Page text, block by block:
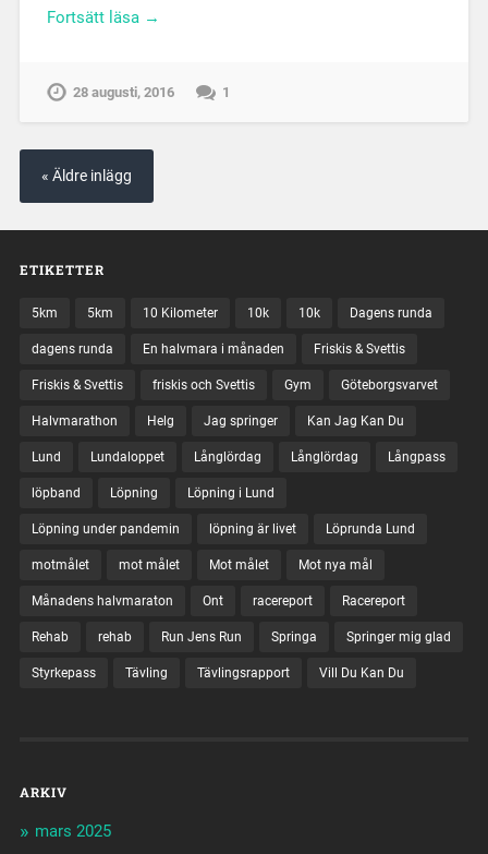
Fortsätt läsa →
28 augusti, 2016 1
« Äldre inlägg
ETIKETTER
5km 5km 10 Kilometer 10k 10k Dagens runda
dagens runda En halvmara i månaden Friskis & Svettis
Friskis & Svettis friskis och Svettis Gym Göteborgsvarvet
Halvmarathon Helg Jag springer Kan Jag Kan Du
Lund Lundaloppet Långlördag Långlördag Långpass
löpband Löpning Löpning i Lund
Löpning under pandemin löpning är livet Löprunda Lund
motmålet mot målet Mot målet Mot nya mål
Månadens halvmaraton Ont racereport Racereport
Rehab rehab Run Jens Run Springa Springer mig glad
Styrkepass Tävling Tävlingsrapport Vill Du Kan Du
ARKIV
mars 2025